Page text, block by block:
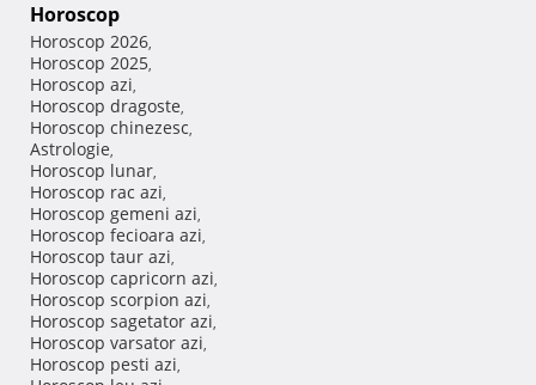
Horoscop
Horoscop 2026,
Horoscop 2025,
Horoscop azi,
Horoscop dragoste,
Horoscop chinezesc,
Astrologie,
Horoscop lunar,
Horoscop rac azi,
Horoscop gemeni azi,
Horoscop fecioara azi,
Horoscop taur azi,
Horoscop capricorn azi,
Horoscop scorpion azi,
Horoscop sagetator azi,
Horoscop varsator azi,
Horoscop pesti azi,